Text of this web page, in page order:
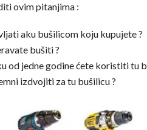
ovim pitanjima :
aku bušilicom koju kupujete ?
bušiti ?
od jedne godine ćete koristiti tu
izdvojiti za tu bušilicu ?